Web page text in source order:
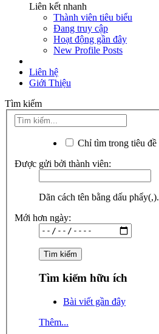
Liên kết nhanh
Thành viên tiêu biểu
Đang truy cập
Hoạt động gần đây
New Profile Posts
Liên hệ
Giới Thiệu
Tìm kiếm
Chỉ tìm trong tiêu đề
Được gửi bởi thành viên:
Dãn cách tên bằng dấu phẩy(,).
Mới hơn ngày:
Tìm kiếm hữu ích
Bài viết gần đây
Thêm...